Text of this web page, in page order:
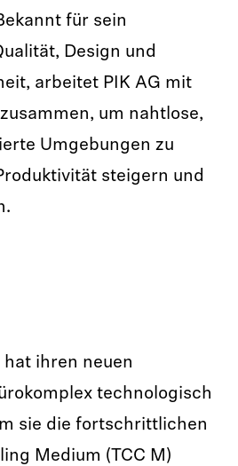
für sein
Design und
arbeitet PIK AG mit
um nahtlose,
Umgebungen zu
steigern und
hat ihren neuen
technologisch
sie die fortschrittlichen
Medium (TCC M)